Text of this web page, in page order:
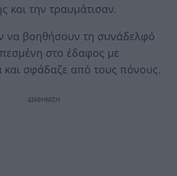
και την τραυμάτισαν.
να βοηθήσουν τη συνάδελφό
στο έδαφος με
και σφάδαζε από τους πόνους.